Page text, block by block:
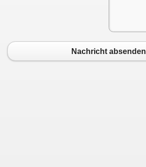
Nachricht absenden